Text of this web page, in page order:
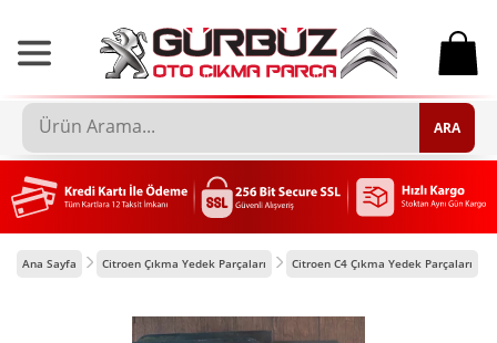
0
ARA
Ana Sayfa Citroen Çıkma Yedek Parçaları Citroen C4 Çıkma Yedek Parçaları